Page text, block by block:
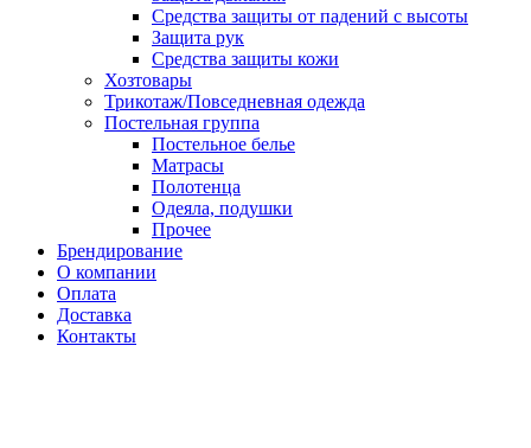
Средства защиты от падений с высоты
Защита рук
Средства защиты кожи
Хозтовары
Трикотаж/Повседневная одежда
Постельная группа
Постельное белье
Матрасы
Полотенца
Одеяла, подушки
Прочее
Брендирование
О компании
Оплата
Доставка
Контакты